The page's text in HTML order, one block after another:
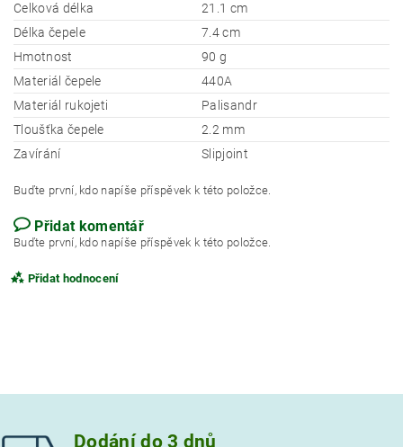
Celková délka
21.1 cm
Délka čepele
7.4 cm
Hmotnost
90 g
Materiál čepele
440A
Materiál rukojeti
Palisandr
Tloušťka čepele
2.2 mm
Zavírání
Slipjoint
Buďte první, kdo napíše příspěvek k této položce.
Přidat komentář
Buďte první, kdo napíše příspěvek k této položce.
Přidat hodnocení
Dodání do 3 dnů